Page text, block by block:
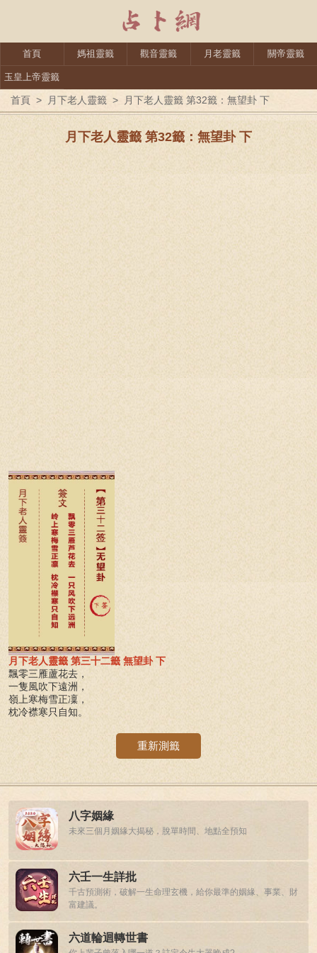
首頁 媽祖靈籤 觀音靈籤 月老靈籤 關帝靈籤
玉皇上帝靈籤
首頁 > 月下老人靈籤 > 月下老人靈籤 第32籤：無望卦 下
月下老人靈籤 第32籤：無望卦 下
月下老人靈籤 第三十二籤 無望卦 下
飄零三雁蘆花去，
一隻風吹下遠洲，
嶺上寒梅雪正凜，
枕冷襟寒只自知。
重新測籤
八字姻緣
未來三個月姻緣大揭秘，脫單時間、地點全預知
六壬一生詳批
千古預測術，破解一生命理玄機，給你最準的姻緣、事業、財
富建議。
六道輪迴轉世書